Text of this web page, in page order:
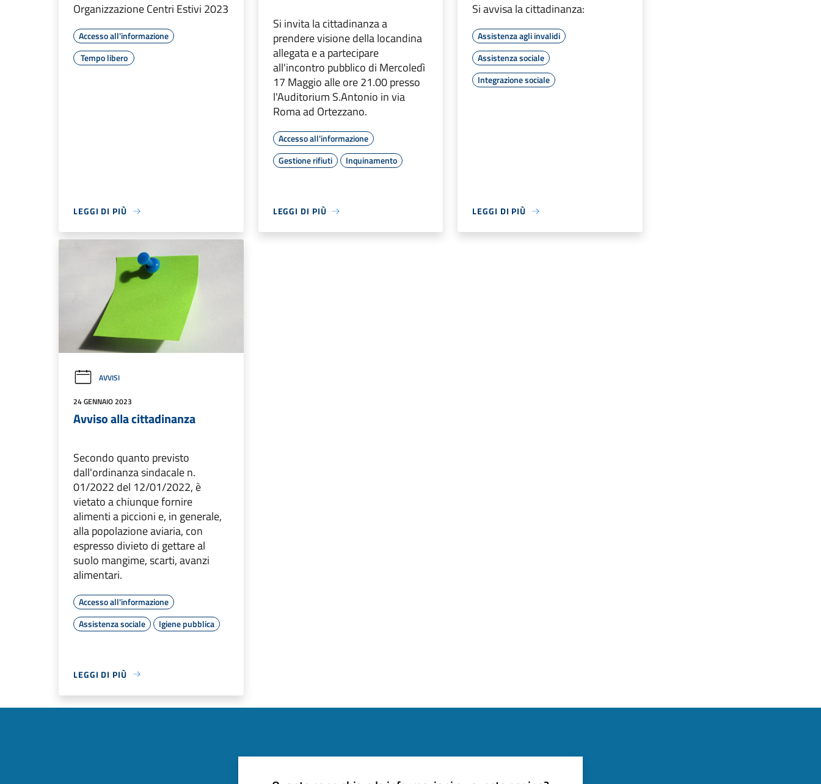
Organizzazione Centri Estivi 2023
Accesso all'informazione
Tempo libero
LEGGI DI PIÙ
Si invita la cittadinanza a
prendere visione della locandina
allegata e a partecipare
all'incontro pubblico di Mercoledì
17 Maggio alle ore 21.00 presso
l'Auditorium S.Antonio in via
Roma ad Ortezzano.
Accesso all'informazione
Gestione rifiuti
Inquinamento
LEGGI DI PIÙ
Si avvisa la cittadinanza:
Assistenza agli invalidi
Assistenza sociale
Integrazione sociale
LEGGI DI PIÙ
AVVISI
24 GENNAIO 2023
Avviso alla cittadinanza
Secondo quanto previsto
dall'ordinanza sindacale n.
01/2022 del 12/01/2022, è
vietato a chiunque fornire
alimenti a piccioni e, in generale,
alla popolazione aviaria, con
espresso divieto di gettare al
suolo mangime, scarti, avanzi
alimentari.
Accesso all'informazione
Assistenza sociale
Igiene pubblica
LEGGI DI PIÙ